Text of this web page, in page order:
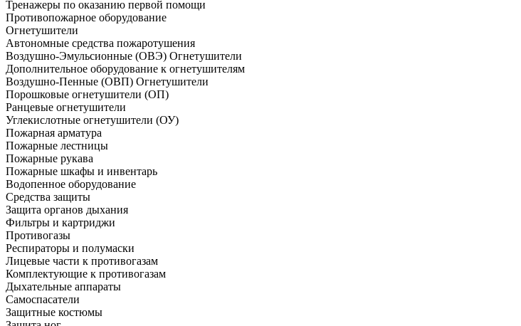
Тренажеры по оказанию первой помощи
Противопожарное оборудование
Огнетушители
Автономные средства пожаротушения
Воздушно-Эмульсионные (ОВЭ) Огнетушители
Дополнительное оборудование к огнетушителям
Воздушно-Пенные (ОВП) Огнетушители
Порошковые огнетушители (ОП)
Ранцевые огнетушители
Углекислотные огнетушители (ОУ)
Пожарная арматура
Пожарные лестницы
Пожарные рукава
Пожарные шкафы и инвентарь
Водопенное оборудование
Средства защиты
Защита органов дыхания
Фильтры и картриджи
Противогазы
Респираторы и полумаски
Лицевые части к противогазам
Комплектующие к противогазам
Дыхательные аппараты
Самоспасатели
Защитные костюмы